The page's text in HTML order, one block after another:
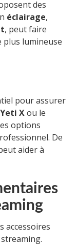
des
éclairage,
, peut faire
plus lumineuse
pour assurer
Xou le
options
De
aider à
accessoires